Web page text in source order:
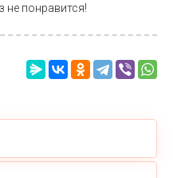
не понравится!